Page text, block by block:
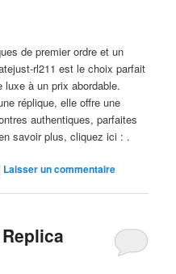
de premier ordre et un
rl211 est le choix parfait
à un prix abordable.
réplique, elle offre une
authentiques, parfaites
savoir plus, cliquez ici : .
Laisser un commentaire